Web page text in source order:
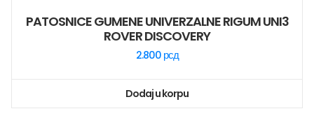
PATOSNICE GUMENE UNIVERZALNE RIGUM UNI3
ROVER DISCOVERY
2.800 рсд
Dodaj u korpu